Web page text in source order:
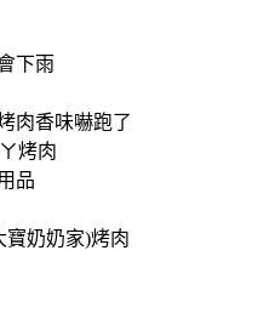
下雨
肉香味嚇跑了
烤肉
品
寶奶奶家)烤肉